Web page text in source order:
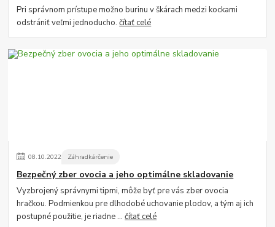
Pri správnom prístupe možno burinu v škárach medzi kockami
odstrániť veľmi jednoducho.čítať celé
08.10.2022 Záhradkárčenie
Bezpečný zber ovocia a jeho optimálne skladovanie
Vyzbrojený správnymi tipmi, môže byť pre vás zber ovocia
hračkou. Podmienkou pre dlhodobé uchovanie plodov, a tým aj ich
postupné použitie, je riadne ...čítať celé